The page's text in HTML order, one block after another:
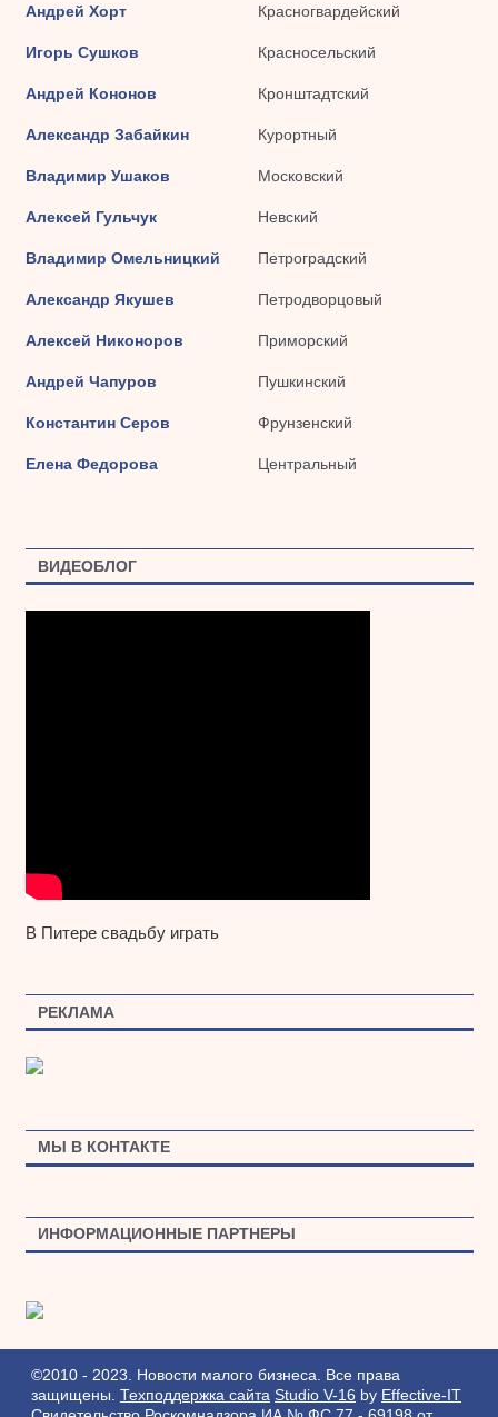
Андрей Хорт Красногвардейский
Игорь Сушков Красносельский
Андрей Кононов Кронштадтский
Александр Забайкин Курортный
Владимир Ушаков Московский
Алексей Гульчук Невский
Владимир Омельницкий Петроградский
Александр Якушев Петродворцовый
Алексей Никоноров Приморский
Андрей Чапуров Пушкинский
Константин Серов Фрунзенский
Елена Федорова Центральный
ВИДЕОБЛОГ
В Питере свадьбу играть
РЕКЛАМА
МЫ В КОНТАКТЕ
ИНФОРМАЦИОННЫЕ ПАРТНЕРЫ
©2010 - 2023. Новости малого бизнеса. Все права
защищены. Техподдержка сайта Studio V-16 by Effective-IT